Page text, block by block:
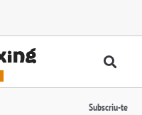
Subscriu-te